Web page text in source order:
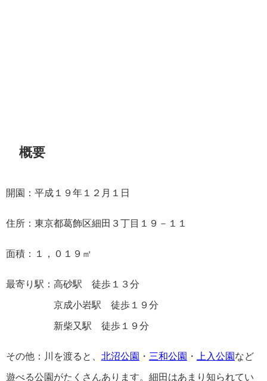
概要
開園：平成１９年１２月１日
住所：東京都葛飾区細田３丁目１９－１１
面積：１，０１９㎡
最寄り駅：高砂駅 徒歩１３分
京成小岩駅 徒歩１９分
新柴又駅 徒歩１９分
その他：川を渡ると、 北沼公園 ・ 三和公園 ・ 上入公園など
遊べる公園がたくさんあります。細田はあまり知られてい